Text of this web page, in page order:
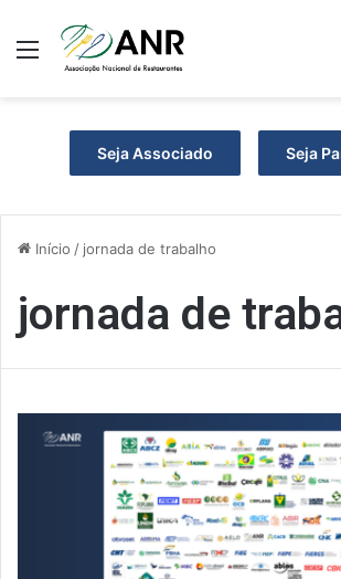
Menu
Seja Associado Seja
Início / jornada de trabalho
jornada de